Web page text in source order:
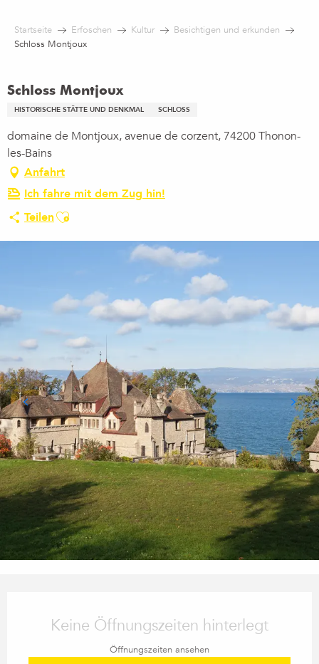
contenu
Startseite Erfoschen Kultur
Besichtigen und erkunden
Schloss Montjoux
Schloss Montjoux
HISTORISCHE STÄTTE UND DENKMAL SCHLOSS
domaine de Montjoux, avenue de corzent, 74200 Thonon-
les-Bains
Anfahrt
Ich fahre mit dem Zug hin!
TeilenAjouter aux favoris
Keine Öffnungszeiten hinterlegt
Öffnungszeiten ansehen